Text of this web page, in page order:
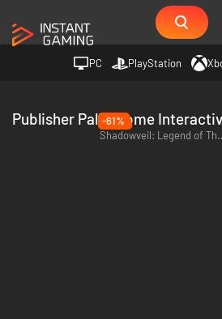
PC PlayStation
Publisher Palindrome
-61%
Shadowveil: